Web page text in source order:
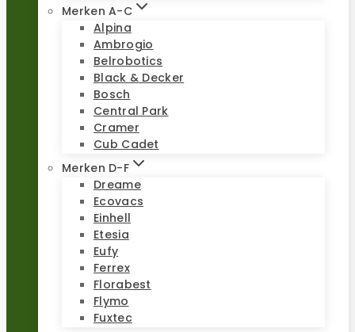
Merken A-C
Alpina
Ambrogio
Belrobotics
Black & Decker
Bosch
Central Park
Cramer
Cub Cadet
Merken D-F
Dreame
Ecovacs
Einhell
Etesia
Eufy
Ferrex
Florabest
Flymo
Fuxtec